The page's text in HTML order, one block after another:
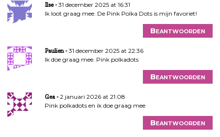
Ilse
31 december 2025 at 16:31
Ik loot graag mee. De Pink Polka Dots is mijn favoriet!
Beantwoorden
Paulien
31 december 2025 at 22:36
Ik doe graag mee. Pink polkadots
Beantwoorden
Gea
2 januari 2026 at 21:08
Pink polkadots en ik doe graag mee
Beantwoorden